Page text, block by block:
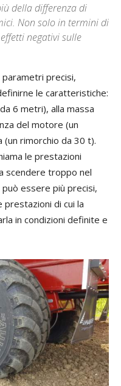
della differenza di
Non solo in termini di
negativi sulle
parametri precisi,
le caratteristiche:
6 metri), alla massa
del motore (un
rimorchio da 30 t).
le prestazioni
scendere troppo nel
essere più precisi,
di cui la
in condizioni definite e